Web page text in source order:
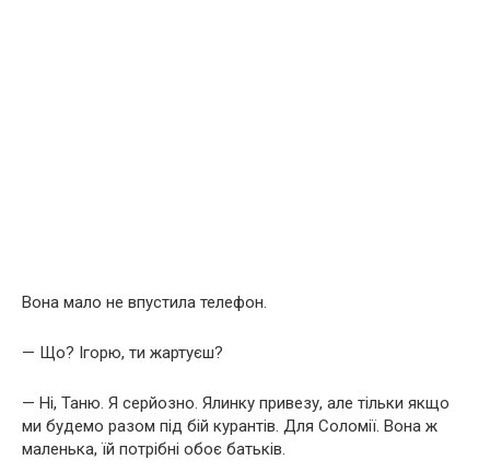
Вона мало не впустила телефон.
— Що? Ігорю, ти жартуєш?
— Ні, Таню. Я серйозно. Ялинку привезу, але тільки якщо
ми будемо разом під бій курантів. Для Соломії. Вона ж
маленька, їй потрібні обоє батьків.